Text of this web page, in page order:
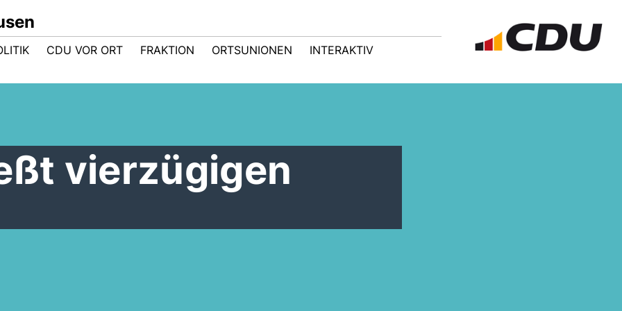
CDU VOR ORT FRAKTION ORTSUNIONEN INTERAKTIV
vierzügigen